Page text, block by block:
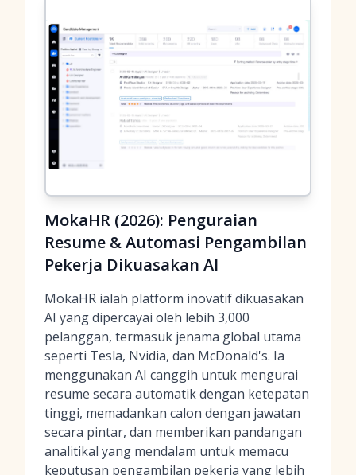
MokaHR (2026): Penguraian
Resume & Automasi Pengambilan
Pekerja Dikuasakan AI
MokaHR ialah platform inovatif dikuasakan
AI yang dipercayai oleh lebih 3,000
pelanggan, termasuk jenama global utama
seperti Tesla, Nvidia, dan McDonald's. Ia
menggunakan AI canggih untuk mengurai
resume secara automatik dengan ketepatan
tinggi, memadankan calon dengan jawatan
secara pintar, dan memberikan pandangan
analitikal yang mendalam untuk memacu
keputusan pengambilan pekerja yang lebih